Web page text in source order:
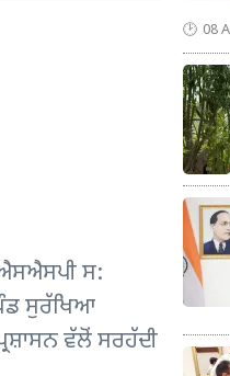
ਸ:
ਸੁਰੱਖਿਆ
ਵੱਲੋਂ ਸਰਹੱਦੀ
08